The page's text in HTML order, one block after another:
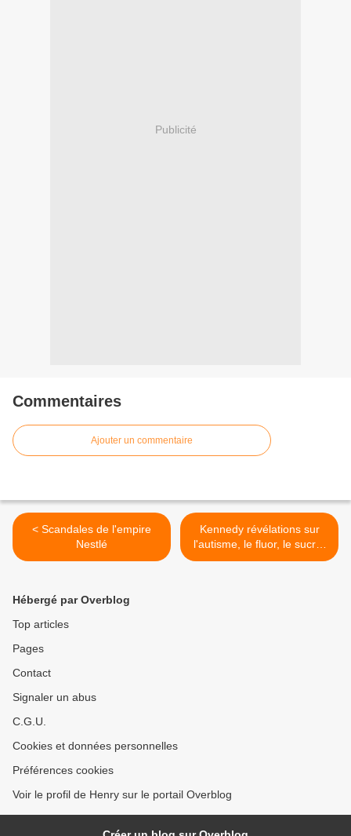
Publicité
Commentaires
Ajouter un commentaire
< Scandales de l'empire
Nestlé
Kennedy révélations sur
l'autisme, le fluor, le sucre,
le trafic d'enfants >
Hébergé par Overblog
Top articles
Pages
Contact
Signaler un abus
C.G.U.
Cookies et données personnelles
Préférences cookies
Voir le profil de Henry sur le portail Overblog